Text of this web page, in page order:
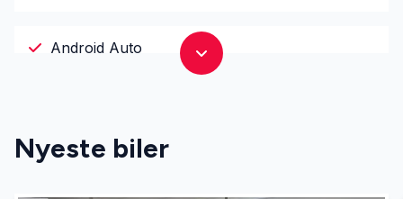
Android Auto
automatgear
Nyeste biler